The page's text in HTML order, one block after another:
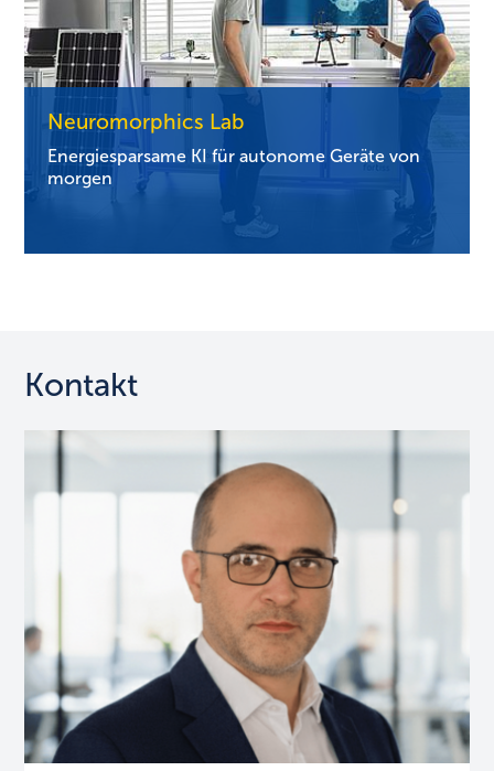
Neuromorphics Lab
Energiesparsame KI für autonome Geräte von
morgen
Kontakt